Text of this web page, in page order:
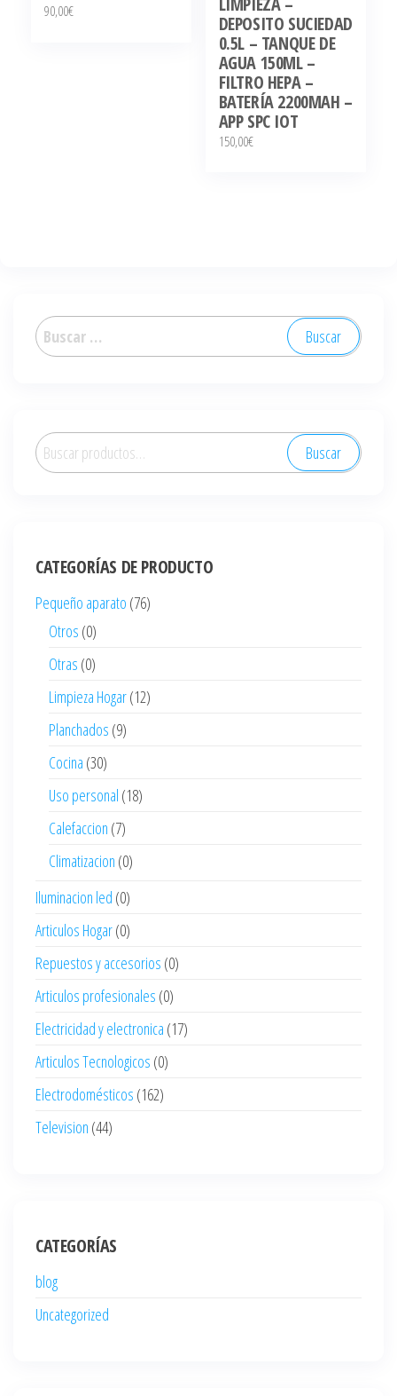
90,00€
DEPOSITO SUCIEDAD
0.5L – TANQUE DE
AGUA 150ML –
FILTRO HEPA –
BATERÍA 2200MAH –
APP SPC IOT
150,00€
Buscar:
Buscar
por:
Buscar
CATEGORÍAS DE PRODUCTO
Pequeño aparato (76)
Otros (0)
Otras (0)
Limpieza Hogar(12)
Planchados (9)
Cocina (30)
Uso personal (18)
Calefaccion (7)
Climatizacion (0)
Iluminacion led (0)
Articulos Hogar(0)
Repuestos y accesorios (0)
Articulos profesionales (0)
Electricidad y electronica (17)
Articulos Tecnologicos (0)
Electrodomésticos (162)
Television (44)
CATEGORÍAS
blog
Uncategorized